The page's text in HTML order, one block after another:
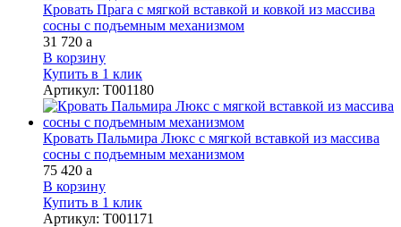
Кровать Прага с мягкой вставкой и ковкой из массива
сосны с подъемным механизмом
31 720 a
В корзину
Купить в 1 клик
Артикул: Т001180
Кровать Пальмира Люкс с мягкой вставкой из массива
сосны с подъемным механизмом
75 420 a
В корзину
Купить в 1 клик
Артикул: Т001171